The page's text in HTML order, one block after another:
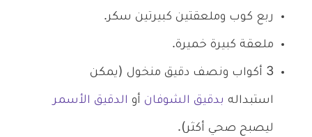
ربع كوب وملعقتين كبيرتين سكر.
ملعقة كبيرة خميرة.
3 أكواب ونصف دقيق منخول (يمكن
استبداله بدقيق الشوفان أو الدقيق الأسمر
ليصبح صحي أكثر).